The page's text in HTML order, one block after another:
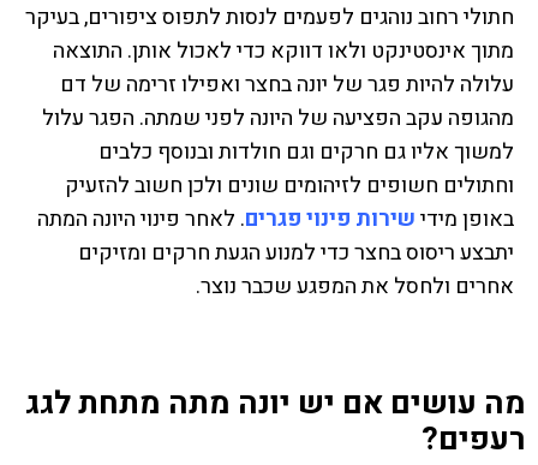
חתולי רחוב נוהגים לפעמים לנסות לתפוס ציפורים, בעיקר
מתוך אינסטינקט ולאו דווקא כדי לאכול אותן. התוצאה
עלולה להיות פגר של יונה בחצר ואפילו זרימה של דם
מהגופה עקב הפציעה של היונה לפני שמתה. הפגר עלול
למשוך אליו גם חרקים וגם חולדות ובנוסף כלבים
וחתולים חשופים לזיהומים שונים ולכן חשוב להזעיק
באופן מידישירות פינוי פגרים. לאחר פינוי היונה המתה
יתבצע ריסוס בחצר כדי למנוע הגעת חרקים ומזיקים
אחרים ולחסל את המפגע שכבר נוצר.
מה עושים אם יש יונה מתה מתחת לגג
רעפים?